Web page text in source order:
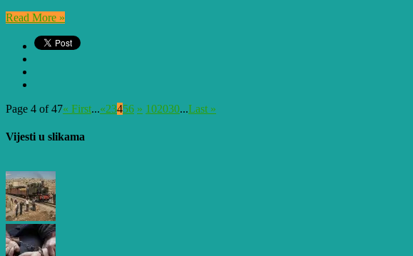
Read More »
Page 4 of 47« First...«23456 » 102030...Last »
Vijesti u slikama